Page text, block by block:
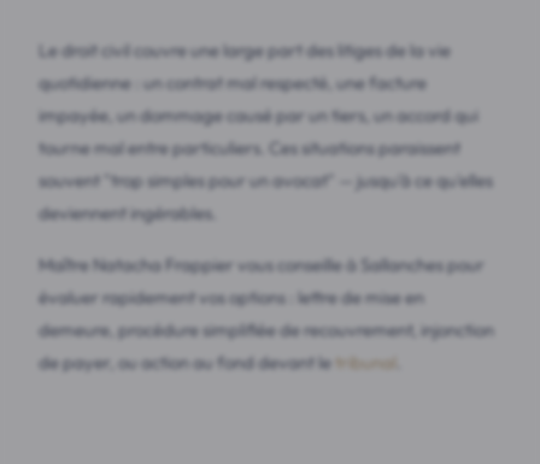
Le droit civil couvre une large part des litiges de la vie
quotidienne : un contrat mal respecté, une facture
impayée, un dommage causé par un tiers, un accord qui
tourne mal entre particuliers. Ces situations paraissent
souvent "trop simples pour un avocat" — jusqu'à ce qu'elles
deviennent ingérables.
Maître Natacha Frappier vous conseille à Sallanches pour
évaluer rapidement vos options : lettre de mise en
demeure, procédure simplifiée de recouvrement, injonction
de payer, ou action au fond devant le tribunal